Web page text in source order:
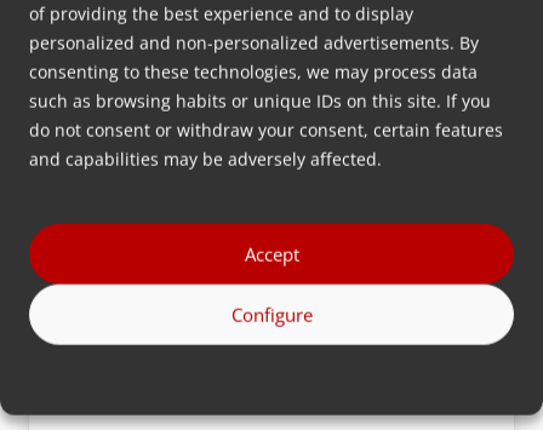
of providing the best experience and to display
personalized and non-personalized advertisements. By
consenting to these technologies, we may process data
such as browsing habits or unique IDs on this site. If you
do not consent or withdraw your consent, certain features
and capabilities may be adversely affected.
Accept
Configure